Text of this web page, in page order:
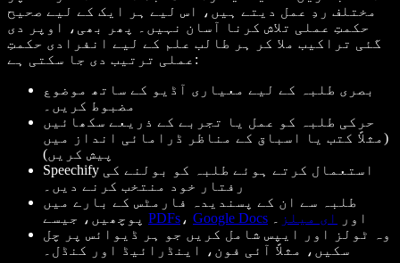
مختلف ردِ عمل دیتے ہیں، اس لیے ہر ایک کے لیے صحیح
حکمتِ عملی تلاش کرنا آسان نہیں۔ پھر بھی، اوپر دی
گئی تراکیب ملا کر ہر طالب علم کے لیے انفرادی حکمتِ
عملی ترتیب دی جا سکتی ہے:
بصری طلبہ کے لیے معیاری آڈیو کے ساتھ موضوع
مضبوط کریں۔
حرکی طلبہ کو عمل یا تجربے کے ذریعے سکھائیں
(مثلاً کتب یا اسباق کے مناظر ڈرامائی انداز میں
پیش کریں)
Speechify استعمال کرتے ہوئے طلبہ کو بولنے کی
رفتار خود منتخب کرنے دیں۔
طلبہ سے ان کے پسندیدہ فارمٹس کے بارے میں
PDFs ، Google Docs اور ای میلز
وہ ٹولز اور ایپس شامل کریں جو ہر ڈیوائس پر چل
سکیں، مثلاً آئی فون، اینڈرائیڈ اور کنڈل۔